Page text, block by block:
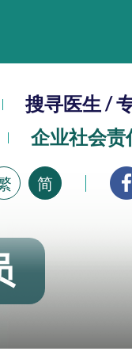
请即下载
搜寻医生 /
企业社会责
简